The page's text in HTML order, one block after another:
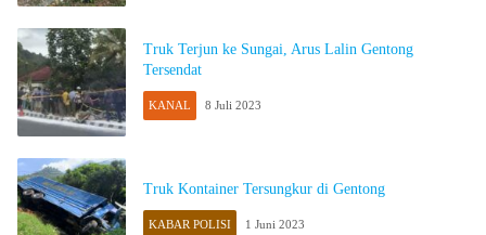
Truk Terjun ke Sungai, Arus Lalin Gentong
Tersendat
KANAL 8 Juli 2023
Truk Kontainer Tersungkur di Gentong
KABAR POLISI 1 Juni 2023